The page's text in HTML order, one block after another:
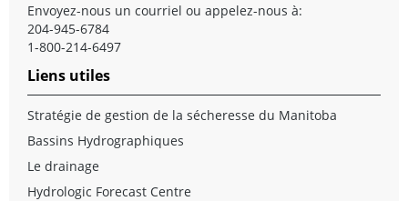
Envoyez-nous un courriel ou appelez-nous à:
204-945-6784
1-800-214-6497
Liens utiles
Stratégie de gestion de la sécheresse du Manitoba
Bassins Hydrographiques
Le drainage
Hydrologic Forecast Centre